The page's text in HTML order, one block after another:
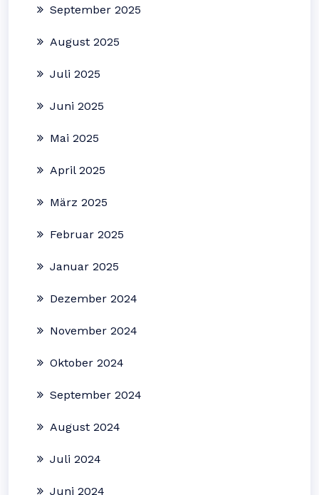
September 2025
August 2025
Juli 2025
Juni 2025
Mai 2025
April 2025
März 2025
Februar 2025
Januar 2025
Dezember 2024
November 2024
Oktober 2024
September 2024
August 2024
Juli 2024
Juni 2024